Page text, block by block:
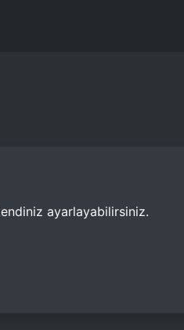
ayarlayabilirsiniz.